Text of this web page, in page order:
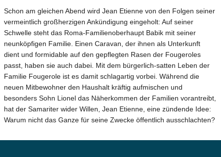
Schon am gleichen Abend wird Jean Etienne von den Folgen seiner
vermeintlich großherzigen Ankündigung eingeholt: Auf seiner
Schwelle steht das Roma-Familienoberhaupt Babik mit seiner
neunköpfigen Familie. Einen Caravan, der ihnen als Unterkunft
dient und formidable auf den gepflegten Rasen der Fougeroles
passt, haben sie auch dabei. Mit dem bürgerlich-satten Leben der
Familie Fougerole ist es damit schlagartig vorbei. Während die
neuen Mitbewohner den Haushalt kräftig aufmischen und
besonders Sohn Lionel das Näherkommen der Familien vorantreibt,
hat der Samariter wider Willen, Jean Etienne, eine zündende Idee:
Warum nicht das Ganze für seine Zwecke öffentlich ausschlachten?